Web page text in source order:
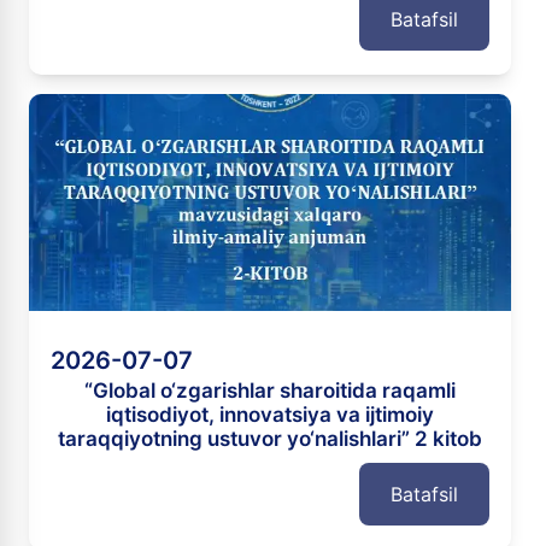
Batafsil
2026-07-07
“Global o‘zgarishlar sharoitida raqamli
iqtisodiyot, innovatsiya va ijtimoiy
taraqqiyotning ustuvor yo‘nalishlari” 2 kitob
Batafsil